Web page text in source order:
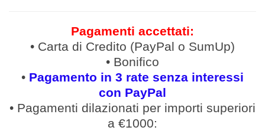
Pagamenti accettati:
• Carta di Credito (PayPal o SumUp)
• Bonifico
• Pagamento in 3 rate senza interessi
con PayPal
• Pagamenti dilazionati per importi superiori
a €1000: